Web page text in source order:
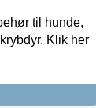
til hunde,
Klik her